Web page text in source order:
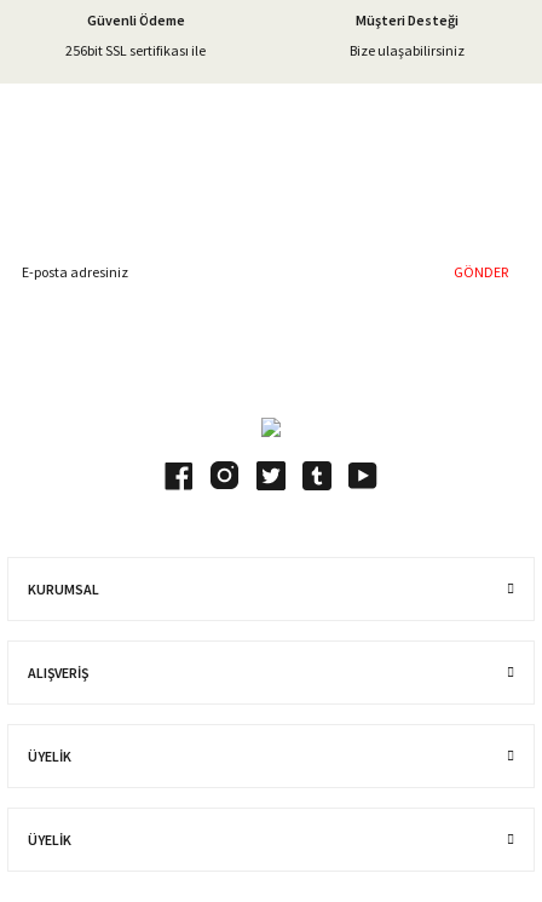
Gönder
Güvenli Ödeme
256bit SSL sertifikası ile
Müşteri Desteği
Bize ulaşabilirsiniz
GÖNDER
KURUMSAL
ALIŞVERIŞ
ÜYELİK
ÜYELİK